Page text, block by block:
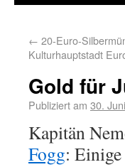
← 20-Euro-
Kulturhauptstadt
Gold für
Publiziert am 30.
Kapitän
Fogg: